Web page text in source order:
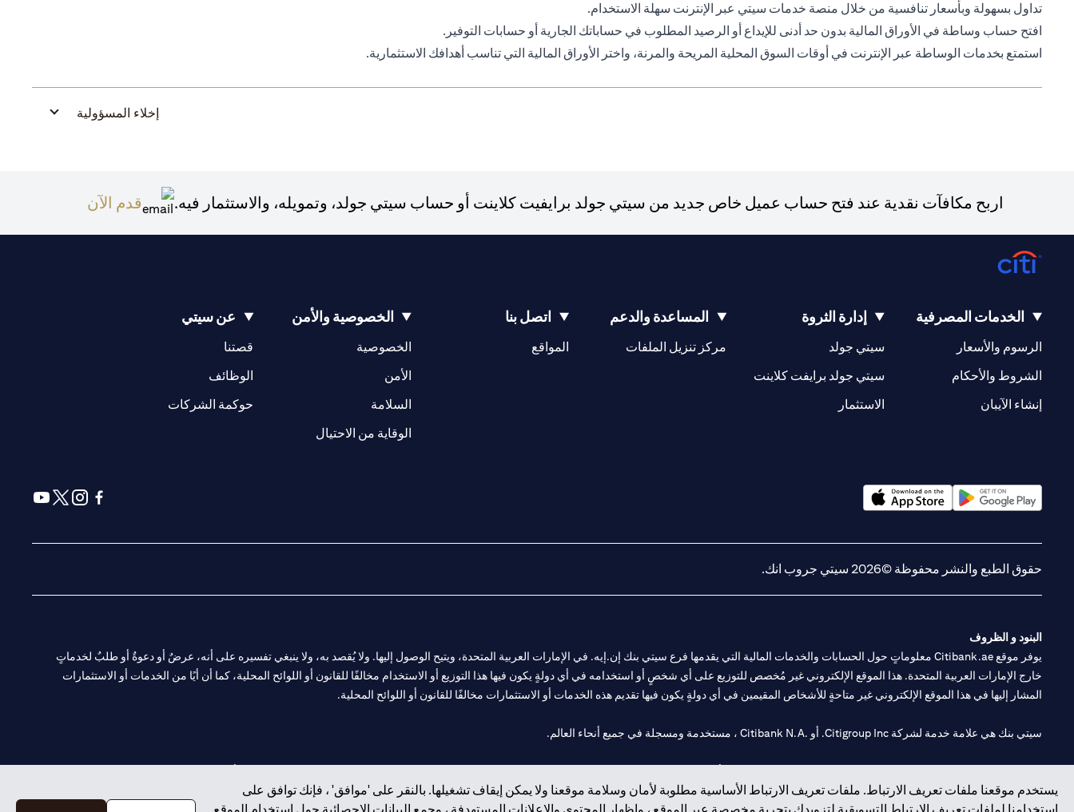
تداول بسهولة وبأسعار تنافسية من خلال منصة خدمات سيتي عبر الإنترنت سهلة الاستخدام.
افتح حساب وساطة في الأوراق المالية بدون حد أدنى للإيداع أو الرصيد المطلوب في حساباتك الجارية أو حسابات التوفير.
استمتع بخدمات الوساطة عبر الإنترنت في أوقات السوق المحلية المريحة والمرنة، واختر الأوراق المالية التي تناسب أهدافك الاستثمارية.
إخلاء المسؤولية
اربح مكافآت نقدية عند فتح حساب عميل خاص جديد من سيتي جولد برايفيت كلاينت أو حساب سيتي جولد، وتمويله، والاستثمار فيه. قدم الآن
يستخدم موقعنا ملفات تعريف الارتباط. ملفات تعريف الارتباط الأساسية مطلوبة لأمان وسلامة موقعنا ولا يمكن إيقاف تشغيلها. بالنقر على 'موافق' ، فإنك توافق على
الخدمات المصرفية
الرسوم والأسعار
الشروط والأحكام
إنشاء الآيبان
إدارة الثروة
سيتي جولد
سيتي جولد برايفت كلاينت
الاستثمار
المساعدة والدعم
مركز تنزيل الملفات
اتصل بنا
المواقع
(opens in a new tab)
الخصوصية والأمن
الخصوصية
الأمن
السلامة
الوقاية من الاحتيال
عن سيتي
قصتنا
(opens in a new tab)
الوظائف
(opens in a new tab)
حوكمة الشركات
(opens in a new tab)
حقوق الطبع والنشر محفوظة ©2026 سيتي جروب انك.
البنود و الظروف
يوفر موقع Citibank.ae معلوماتٍ حول الحسابات والخدمات المالية التي يقدمها فرع سيتي بنك إن.إيه. في الإمارات العربية المتحدة، ويتيح الوصول إليها. ولا يُقصد به، ولا ينبغي تفسيره على أنه، عرضٌ أو دعوةٌ أو طلبٌ لخدماتٍ
خارج الإمارات العربية المتحدة. هذا الموقع الإلكتروني غير مُخصص للتوزيع على أي شخصٍ أو استخدامه في أي دولةٍ يكون فيها هذا التوزيع أو الاستخدام مخالفًا للقانون أو اللوائح المحلية، كما أن أيًا من الخدمات أو الاستثمارات
المشار إليها في هذا الموقع الإلكتروني غير متاحةٍ للأشخاص المقيمين في أي دولةٍ يكون فيها تقديم هذه الخدمات أو الاستثمارات مخالفًا للقانون أو اللوائح المحلية.
سيتي بنك هي علامة خدمة لشركة Citigroup Inc. أو .Citibank N.A ، مستخدمة ومسجلة في جميع أنحاء العالم.
فرع سيتي بنك إن إيه - الإمارات العربية المتحدة مرخص من مصرف الإمارات العربية المتحدة المركزي كفرع لبنك أجنبي.